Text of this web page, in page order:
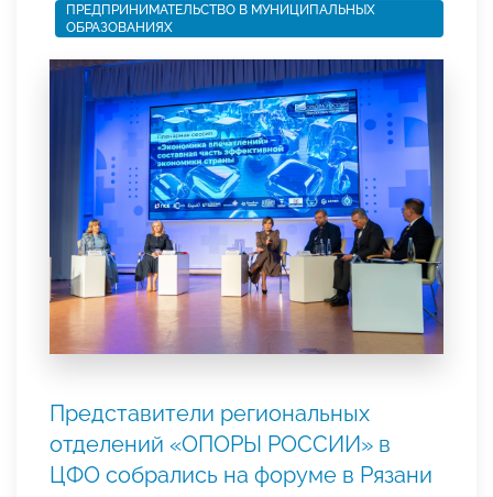
ПРЕДПРИНИМАТЕЛЬСТВО В МУНИЦИПАЛЬНЫХ
ОБРАЗОВАНИЯХ
Представители региональных
отделений «ОПОРЫ РОССИИ» в
ЦФО собрались на форуме в Рязани